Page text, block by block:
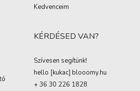
Kedvenceim
KÉRDÉSED VAN?
Szívesen segítünk!
hello [kukac] blooomy.hu
+ 36 30 226 1828